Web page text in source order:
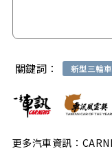
關鍵詞： 新型三輪車
更多汽車資訊：